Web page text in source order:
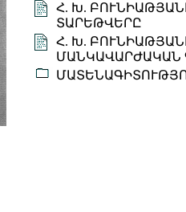
Հ. Խ.
ՏԱՐԵԹՎԵՐԸ
Հ. Խ.
ՄԱՆԿԱՎԱՐԺԱԿԱՆ